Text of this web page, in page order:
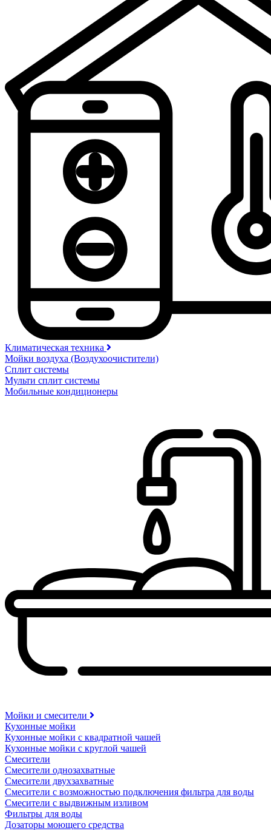
Климатическая техника
Мойки воздуха (Воздухоочистители)
Сплит системы
Мульти сплит системы
Мобильные кондиционеры
Мойки и смесители
Кухонные мойки
Кухонные мойки с квадратной чашей
Кухонные мойки с круглой чашей
Смесители
Смесители однозахватные
Смесители двухзахватные
Смесители с возможностью подключения фильтра для воды
Смесители с выдвижным изливом
Фильтры для воды
Дозаторы моющего средства